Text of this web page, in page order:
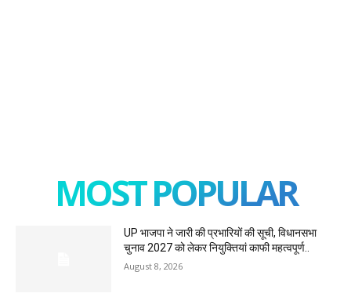
MOST POPULAR
UP भाजपा ने जारी की प्रभारियों की सूची, विधानसभा
चुनाव 2027 को लेकर नियुक्तियां काफी महत्वपूर्ण..
August 8, 2026